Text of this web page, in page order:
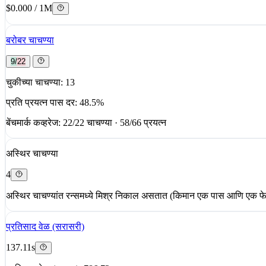
$0.000 / 1M
बरोबर चाचण्या
9/22
चुकीच्या चाचण्या: 13
प्रति प्रयत्न पास दर: 48.5%
बेंचमार्क कव्हरेज: 22/22 चाचण्या · 58/66 प्रयत्न
अस्थिर चाचण्या
4
अस्थिर चाचण्यांत रन्समध्ये मिश्र निकाल असतात (किमान एक पास आणि एक
प्रतिसाद वेळ (सरासरी)
137.11s